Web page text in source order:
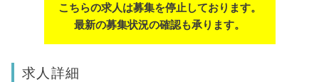
こちらの求人は募集を停止しております。
最新の募集状況の確認も承ります。
求人詳細